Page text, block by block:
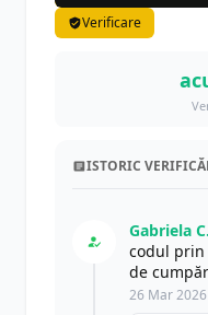
Verificare
ISTORIC
Gabriela C.
codul prin
de
26 Mar 2026